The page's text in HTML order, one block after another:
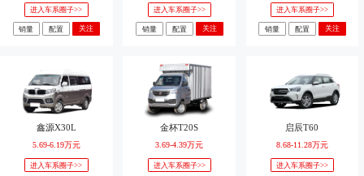
进入车系圈子>>
销量 配置 关注
进入车系圈子>>
销量 配置 关注
进入车系圈子>>
销量 配置 关注
鑫源X30L
5.69-6.19万元
进入车系圈子>>
金杯T20S
3.69-4.39万元
进入车系圈子>>
启辰T60
8.68-11.28万元
进入车系圈子>>